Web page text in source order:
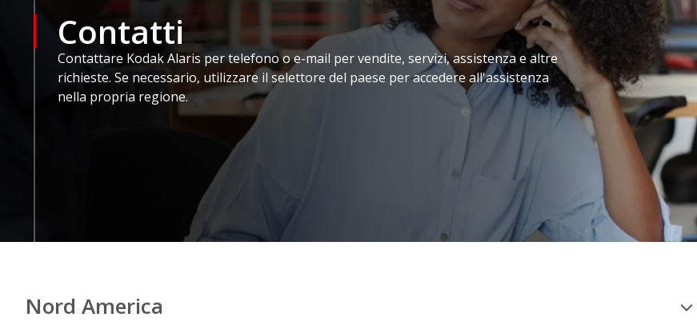
Contatti
Contattare Kodak Alaris per telefono o e-mail per vendite, servizi, assistenza e altre
richieste. Se necessario, utilizzare il selettore del paese per accedere all'assistenza
nella propria regione.
Nord America